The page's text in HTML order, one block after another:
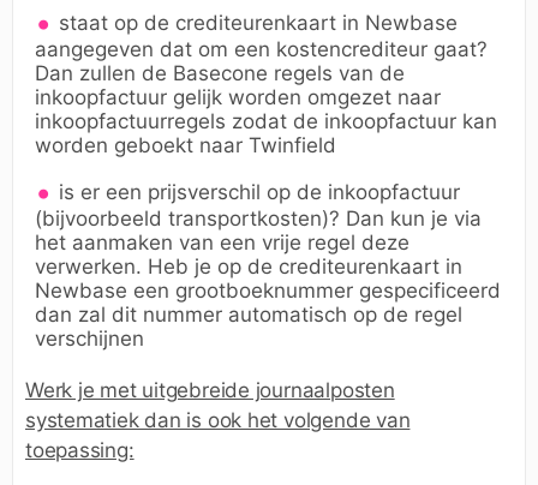
staat op de crediteurenkaart in Newbase
aangegeven dat om een kostencrediteur gaat?
Dan zullen de Basecone regels van de
inkoopfactuur gelijk worden omgezet naar
inkoopfactuurregels zodat de inkoopfactuur kan
worden geboekt naar Twinfield
is er een prijsverschil op de inkoopfactuur
(bijvoorbeeld transportkosten)? Dan kun je via
het aanmaken van een vrije regel deze
verwerken. Heb je op de crediteurenkaart in
Newbase een grootboeknummer gespecificeerd
dan zal dit nummer automatisch op de regel
verschijnen
Werk je met uitgebreide journaalposten
systematiek dan is ook het volgende van
toepassing: